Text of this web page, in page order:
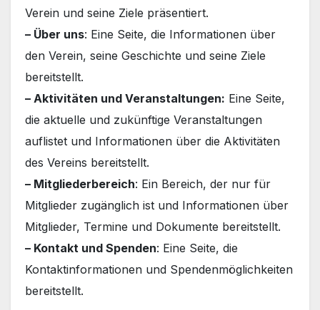
Verein und seine Ziele präsentiert.
– Über uns: Eine Seite, die Informationen über
den Verein, seine Geschichte und seine Ziele
bereitstellt.
– Aktivitäten und Veranstaltungen: Eine Seite,
die aktuelle und zukünftige Veranstaltungen
auflistet und Informationen über die Aktivitäten
des Vereins bereitstellt.
– Mitgliederbereich: Ein Bereich, der nur für
Mitglieder zugänglich ist und Informationen über
Mitglieder, Termine und Dokumente bereitstellt.
– Kontakt und Spenden: Eine Seite, die
Kontaktinformationen und Spendenmöglichkeiten
bereitstellt.